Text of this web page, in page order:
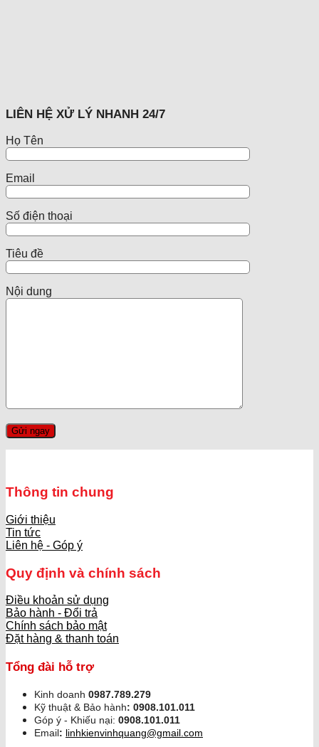
LIÊN HỆ XỬ LÝ NHANH 24/7
Họ Tên
Email
Số điện thoại
Tiêu đề
Nội dung
Thông tin chung
Giới thiệu
Tin tức
Liên hệ - Góp ý
Quy định và chính sách
Điều khoản sử dụng
Bảo hành - Đổi trả
Chính sách bảo mật
Đặt hàng & thanh toán
Tổng đài hỗ trợ
Kinh doanh 0987.789.279
Kỹ thuật & Bảo hành: 0908.101.011
Góp ý - Khiếu nại: 0908.101.011
Email: linhkienvinhquang@gmail.com